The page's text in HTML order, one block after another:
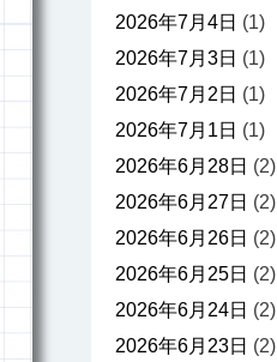
2026年7月4日 (1)
2026年7月3日 (1)
2026年7月2日 (1)
2026年7月1日 (1)
2026年6月28日 (2)
2026年6月27日 (2)
2026年6月26日 (2)
2026年6月25日 (2)
2026年6月24日 (2)
2026年6月23日 (2)